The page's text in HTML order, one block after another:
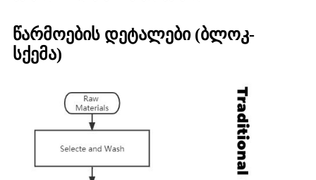
წარმოების დეტალები (ბლოკ-
სქემა)